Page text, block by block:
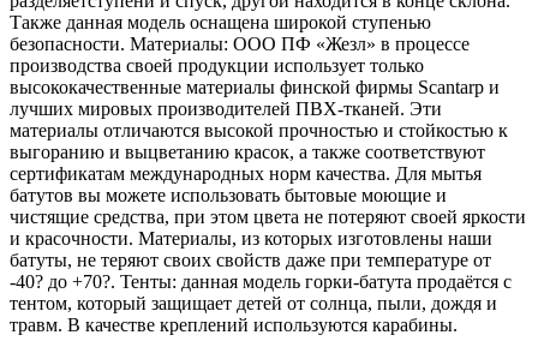
Также данная модель оснащена широкой ступенью
безопасности. Материалы: ООО ПФ «Жезл» в процессе
производства своей продукции использует только
высококачественные материалы финской фирмы Scantarp и
лучших мировых производителей ПВХ-тканей. Эти
материалы отличаются высокой прочностью и стойкостью к
выгоранию и выцветанию красок, а также соответствуют
сертификатам международных норм качества. Для мытья
батутов вы можете использовать бытовые моющие и
чистящие средства, при этом цвета не потеряют своей яркости
и красочности. Материалы, из которых изготовлены наши
батуты, не теряют своих свойств даже при температуре от
-40? до +70?. Тенты: данная модель горки-батута продаётся с
тентом, который защищает детей от солнца, пыли, дождя и
травм. В качестве креплений используются карабины.